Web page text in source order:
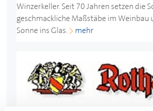
Winzerkeller. Seit 70 Jahren setzen die
geschmackliche Maßstäbe im Weinbau
Sonne ins Glas.
mehr